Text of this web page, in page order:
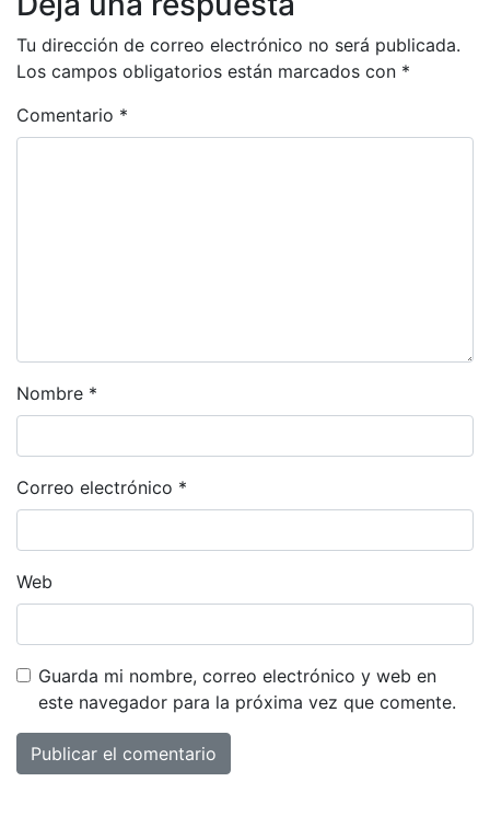
Tu dirección de correo electrónico no será publicada.
Los campos obligatorios están marcados con *
Comentario *
Nombre *
Correo electrónico *
Web
Guarda mi nombre, correo electrónico y web en
este navegador para la próxima vez que comente.